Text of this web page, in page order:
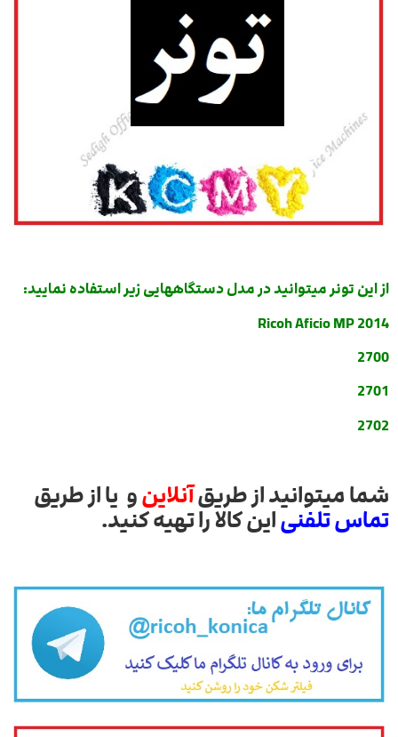
از این تونر میتوانید در مدل دستگاههایی زیر استفاده نمایید:
Ricoh Aficio MP 2014
2700
2701
2702
شما میتوانید از طریقآنلاینو یا از طریق
تماس تلفنیاین کالا را تهیه کنید.